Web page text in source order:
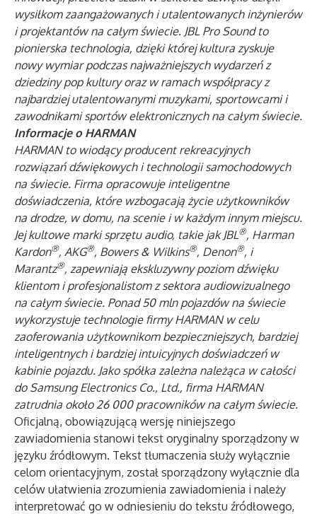
wysiłkom zaangażowanych i utalentowanych inżynierów
i projektantów na całym świecie. JBL Pro Sound to
pionierska technologia, dzięki której kultura zyskuje
nowy wymiar podczas najważniejszych wydarzeń z
dziedziny pop kultury oraz w ramach współpracy z
najbardziej utalentowanymi muzykami, sportowcami i
zawodnikami sportów elektronicznych na całym świecie.
Informacje o HARMAN
HARMAN to wiodący producent rekreacyjnych
rozwiązań dźwiękowych i technologii samochodowych
na świecie. Firma opracowuje inteligentne
doświadczenia, które wzbogacają życie użytkowników
na drodze, w domu, na scenie i w każdym innym miejscu.
Jej kultowe marki sprzętu audio, takie jak JBL®, Harman
Kardon®, AKG®, Bowers & Wilkins®, Denon®, i
Marantz®, zapewniają ekskluzywny poziom dźwięku
klientom i profesjonalistom z sektora audiowizualnego
na całym świecie. Ponad 50 mln pojazdów na świecie
wykorzystuje technologie firmy HARMAN w celu
zaoferowania użytkownikom bezpieczniejszych, bardziej
inteligentnych i bardziej intuicyjnych doświadczeń w
kabinie pojazdu. Jako spółka zależna należąca w całości
do Samsung Electronics Co., Ltd., firma HARMAN
zatrudnia około 26 000 pracowników na całym świecie.
Oficjalną, obowiązującą wersję niniejszego
zawiadomienia stanowi tekst oryginalny sporządzony w
języku źródłowym. Tekst tłumaczenia służy wyłącznie
celom orientacyjnym, został sporządzony wyłącznie dla
celów ułatwienia zrozumienia zawiadomienia i należy
interpretować go w odniesieniu do tekstu źródłowego,